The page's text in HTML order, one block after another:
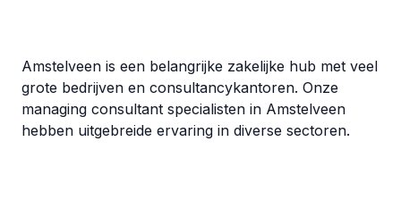
Amstelveen is een belangrijke zakelijke hub met veel
grote bedrijven en consultancykantoren. Onze
managing consultant specialisten in Amstelveen
hebben uitgebreide ervaring in diverse sectoren.